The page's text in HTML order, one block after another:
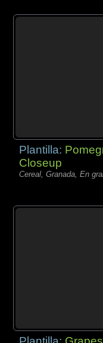
Plantilla:
Closeup
Cereal, Granada, En